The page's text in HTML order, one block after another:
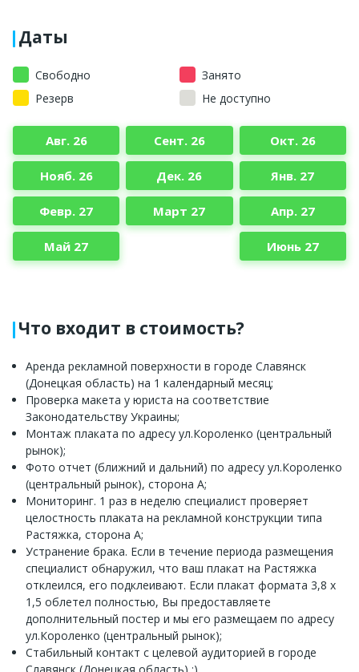
Даты
Свободно
Занято
Резерв
Не доступно
Авг. 26 Сент. 26 Окт. 26
Нояб. 26 Дек. 26 Янв. 27
Февр. 27 Март 27 Апр. 27
Май 27 Июнь 27
Что входит в стоимость?
Аренда рекламной поверхности в городе Славянск
(Донецкая область) на 1 календарный месяц;
Проверка макета у юриста на соответствие
Законодательству Украины;
Монтаж плаката по адресу ул.Короленко (центральный
рынок);
Фото отчет (ближний и дальний) по адресу ул.Короленко
(центральный рынок), сторона А;
Мониторинг. 1 раз в неделю специалист проверяет
целостность плаката на рекламной конструкции типа
Растяжка, сторона А;
Устранение брака. Если в течение периода размещения
специалист обнаружил, что ваш плакат на Растяжка
отклеился, его подклеивают. Если плакат формата 3,8 х
1,5 облетел полностью, Вы предоставляете
дополнительный постер и мы его размещаем по адресу
ул.Короленко (центральный рынок);
Стабильный контакт с целевой аудиторией в городе